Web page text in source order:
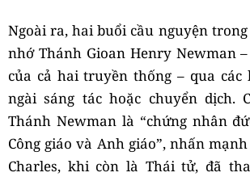
Ngoài ra, hai buổi cầu nguyện
nhớ Thánh Gioan Henry Newman
của cả hai truyền thống – qua các
ngài sáng tác hoặc chuyển dịch.
Thánh Newman là “chứng nhân
Công giáo và Anh giáo”, nhấn
Charles, khi còn là Thái tử, đã